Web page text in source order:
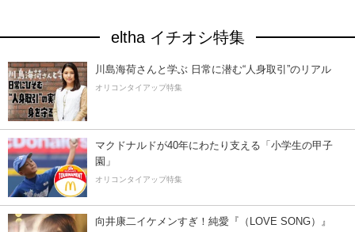
eltha イチオシ特集
川島海荷さんと学ぶ 日常に潜む“人身取引”のリアル
オリコンタイアップ特集
マクドナルドが40年にわたり支える「小学生の甲子
園」
オリコンタイアップ特集
向井康二イケメンすぎ！純愛『（LOVE SONG）』